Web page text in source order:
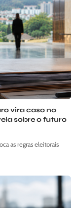
vira caso no
sobre o futuro
as regras eleitorais